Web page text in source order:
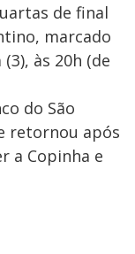
de final
marcado
às 20h (de
do São
retornou após
a Copinha e